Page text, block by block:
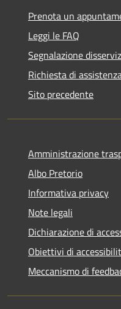
Prenota un
Leggi le FAQ
Segnalazione
Richiesta di
Sito precedente
Amministrazione
Albo Pretorio
Informativa privacy
Note legali
Dichiarazione di
Obiettivi di
Meccanismo di